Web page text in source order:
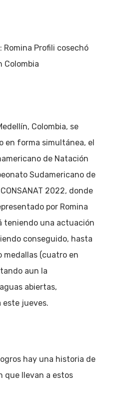
Romina Profili cosechó
Colombia
Colombia, se
en forma simultánea, el
de Natación
Sudamericano de
2022, donde
por Romina
teniendo una actuación
conseguido, hasta
medallas (cuatro en
aun la
abiertas,
este jueves.
hay una historia de
que llevan a estos